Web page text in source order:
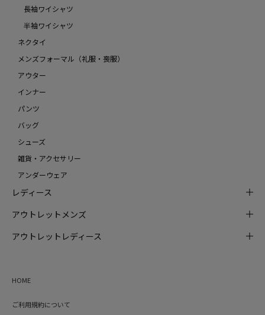
長袖ワイシャツ
半袖ワイシャツ
ネクタイ
メンズフォーマル（礼服・喪服）
アウター
インナー
パンツ
バッグ
シューズ
雑貨・アクセサリー
アンダーウェア
レディース
アウトレットメンズ
アウトレットレディース
HOME
ご利用規約について